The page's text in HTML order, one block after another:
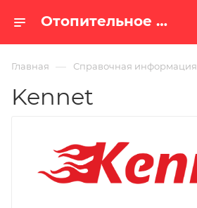
Отопительное оборудование Kennet в Екатеринбурге — каталог производителя | 100 печей
Главная — Справочная информация
Kennet